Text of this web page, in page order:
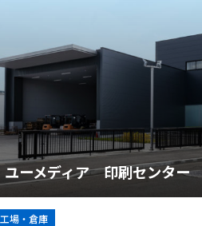
ユーメディア 印刷センター
工場・倉庫